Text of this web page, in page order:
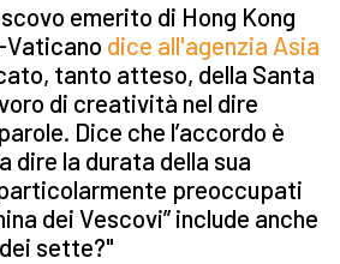
emerito di Hong Kong
Vaticano dice all'agenzia Asia
tanto atteso, della Santa
di creatività nel dire
Dice che l’accordo è
dire la durata della sua
preoccupati
dei Vescovi” include anche
sette?"